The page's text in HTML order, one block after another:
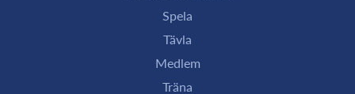
Spela
Tävla
Medlem
Träna